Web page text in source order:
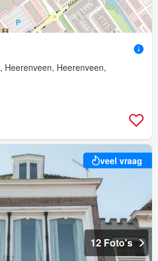
Heerenveen, Heerenveen,
veel vraag
12 Foto's